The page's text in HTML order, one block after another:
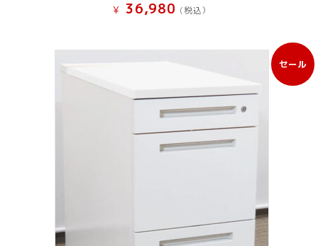
¥ 36,980 (税込）
セール
販
売